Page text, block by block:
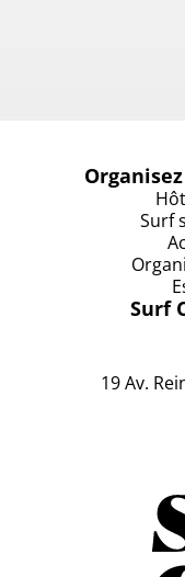
Surf
Surf
19 Av.